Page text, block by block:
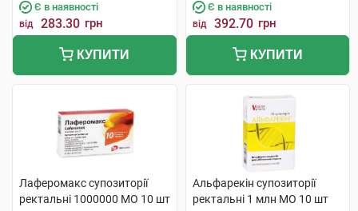
Є в наявності
від 283.30 грн
КУПИТИ
Є в наявності
від 392.70 грн
КУПИТИ
Лаферомакс супозиторії
ректальні 1000000 МО 10 шт
Альфарекін супозиторії
ректальні 1 млн МО 10 шт